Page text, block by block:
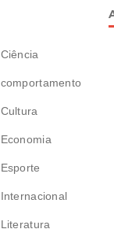
Ciência
comportamento
Cultura
Economia
Esporte
Internacional
Literatura